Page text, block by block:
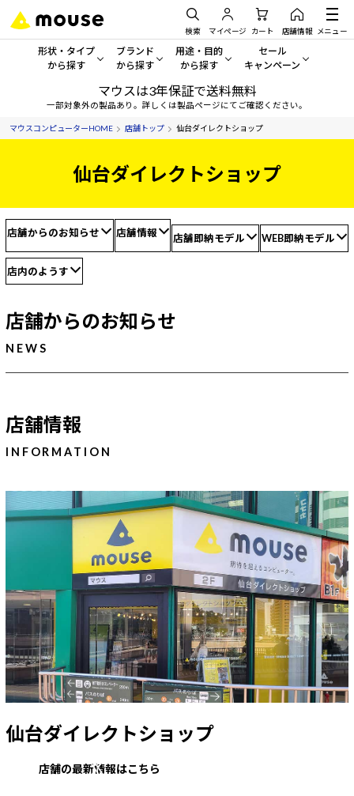
検索 マイページ カート 店舗情報 メニュー
形状・タイプ
から探す
形状・タイプから探す をすべてみる
デスクトップPC
ノートPC
タブレットPC
ワークステーション
ディスプレイ
ブランド
から探す
mouse
G TUNE
NEXTGEAR
DAIV
Windows 11|Copilot+ PC
用途・目的
から探す
一般向けパソコン
ゲーミングPC・ゲーム向けパソコン
クリエイティブ向け
ビジネス向けパソコン
セール
キャンペーン
セール・キャンペーン
期間限定セール
アウトレットパソコン
おすすめ目玉パソコン
今イチオシのパソコンをピッ
マウスは3年保証で送料無料
一部対象外の製品あり。詳しくは製品ページにてご確認ください。
マウスコンピューターHOME 店舗トップ 仙台ダイレクトショップ
仙台ダイレクトショップ
店舗からのお知らせ 店舗情報 店舗即納モデル WEB即納モデル
店内のようす
店舗からのお知らせ
NEWS
店舗情報
INFORMATION
仙台ダイレクトショップ
店舗の最新情報はこちら